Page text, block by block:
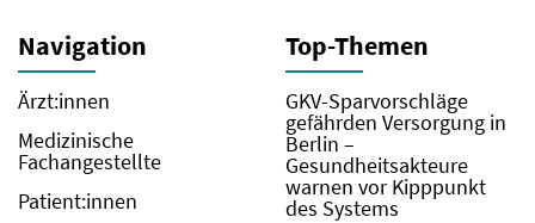
Navigation
Ärzt:innen
Medizinische
Fachangestellte
Patient:innen
Top-Themen
GKV-Sparvorschläge
gefährden Versorgung in
Berlin –
Gesundheitsakteure
warnen vor Kipppunkt
des Systems